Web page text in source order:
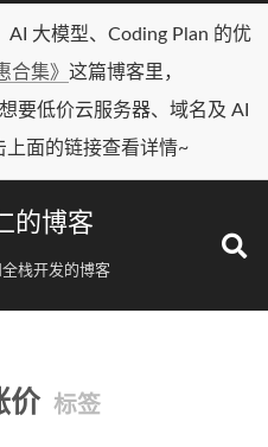
大模型、Coding Plan 的优
合集》 这篇博客里，
要低价云服务器、域名及 AI
上面的链接查看详情~
的博客
栈开发的博客
价 标签